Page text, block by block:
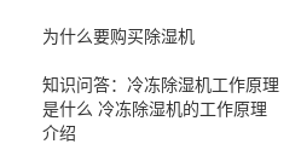
为什么要购买除湿机
知识问答：冷冻除湿机工作原理
是什么 冷冻除湿机的工作原理
介绍